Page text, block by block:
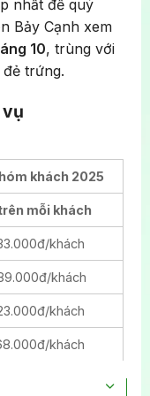
những trải
hòn đảo lớn thứ
Bảy Cạnh
thật sớm, hít hà
tiếng sóng rì
hồng cả một
mờ ảo, huyền
lại những kí ức
nhất để quý
Bảy Cạnh xem
10, trùng với
trứng.
khách 2025
mỗi khách
khách
khách
khách
khách